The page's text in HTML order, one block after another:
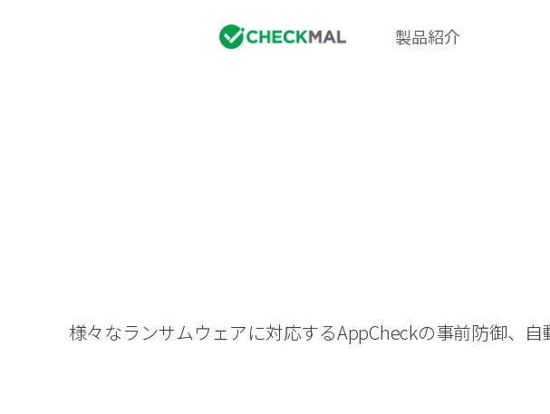
製品紹介
様々なランサムウェアに対応するAppCheckの事前防御、